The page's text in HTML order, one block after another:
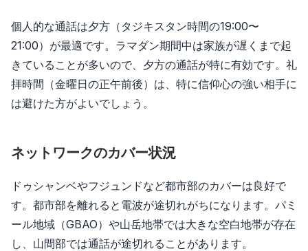
個人的な通話は夕方（タジキスタン時間の19:00〜
21:00）が最適です。ラマダン期間中は家族が遅くまで起
きていることが多いので、夕方の通話が特に有効です。礼
拝時間（金曜日の正午前後）は、特に信仰心の強い相手に
は避けた方がよいでしょう。
ネットワークのカバー状況
ドゥシャンベやフジュンドなど都市部のカバーは良好で
す。都市部を離れると電波が途切れがちになります。パミ
ール地域（GBAO）や山岳地帯では大きな空白地帯が存在
し、山間部では通話が途切れることがあります。